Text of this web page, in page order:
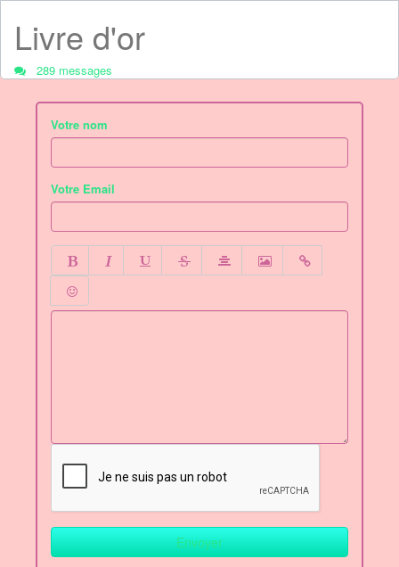
Livre d'or
289 messages
Votre nom
Votre Email